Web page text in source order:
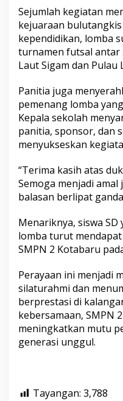
Sejumlah kegiatan
kejuaraan
kependidikan, lomba
turnamen futsal antar
Laut Sigam dan Pulau
Panitia juga
pemenang lomba
Kepala sekolah
panitia, sponsor, dan
menyukseskan
“Terima kasih atas
Semoga menjadi
balasan berlipat
Menariknya, siswa
lomba turut
SMPN 2 Kotabaru
Perayaan ini menjadi
silaturahmi dan
berprestasi di
kebersamaan, SMPN
meningkatkan mutu
generasi unggul.
Tayangan: 3,788